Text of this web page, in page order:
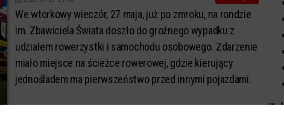
We wtorkowy wieczór, 27 maja, już po zmroku, na rondzie
im. Zbawiciela Świata doszło do groźnego wypadku z
udziałem rowerzystki i samochodu osobowego. Zdarzenie
miało miejsce na ścieżce rowerowej, gdzie kierujący
jednośladem ma pierwszeństwo przed innymi pojazdami.